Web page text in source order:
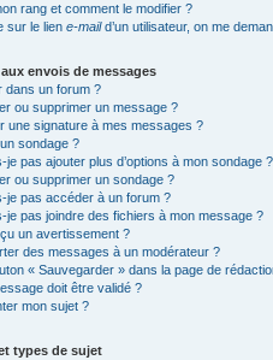
rang et comment le modifier ?
sur le lien e-maild’un utilisateur, on me
envois de messages
dans un forum ?
ou supprimer un message ?
une signature à mes messages ?
sondage ?
je pas ajouter plus d’options à mon sondage ?
ou supprimer un sondage ?
je pas accéder à un forum ?
je pas joindre des fichiers à mon message ?
un avertissement ?
des messages à un modérateur ?
« Sauvegarder » dans la page de
doit être validé ?
mon sujet ?
types de sujet